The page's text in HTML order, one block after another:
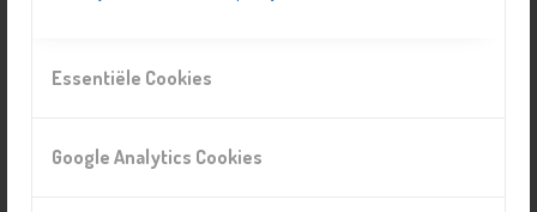
Essentiële Cookies
Google Analytics Cookies
Website:
Locatie